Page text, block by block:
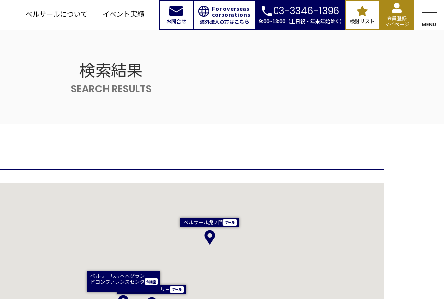
ベルサールについて イベント実績
お問合せ
For overseas
corporations
海外法人の方はこちら
03-3346-1396
9:00~18:00（土日祝・年末年始除く） 検討リスト
会員登録
マイページ
MENU
検索結果
SEARCH RESULTS
ベルサール虎ノ門
泉ガーデンギャラリー
ベルサール六本木グラン
ドコンファレンスセンタ
ー